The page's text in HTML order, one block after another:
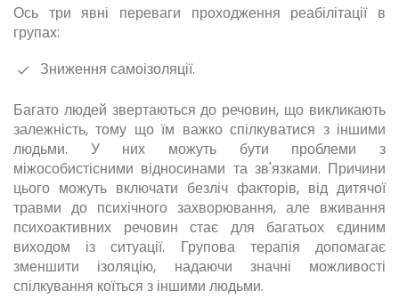
Ось три явні переваги проходження реабілітації в
групах:
Зниження самоізоляції.
Багато людей звертаються до речовин, що викликають
залежність, тому що їм важко спілкуватися з іншими
людьми. У них можуть бути проблеми з
міжособистісними відносинами та зв'язками. Причини
цього можуть включати безліч факторів, від дитячої
травми до психічного захворювання, але вживання
психоактивних речовин стає для багатьох єдиним
виходом із ситуації. Групова терапія допомагає
зменшити ізоляцію, надаючи значні можливості
спілкування коїться з іншими людьми.